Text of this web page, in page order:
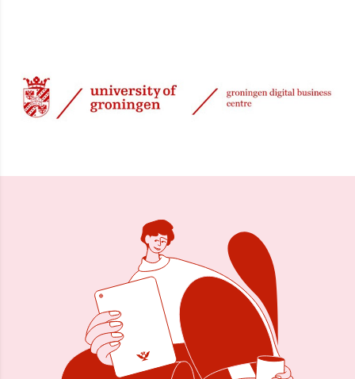
26 aug 2025, 21:59